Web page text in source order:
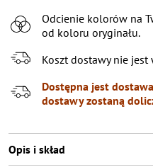
XL
Odcienie kolorów na
od koloru oryginału.
Koszt dostawy nie jest
Dostępna jest
dostawy zostaną
Opis i skład